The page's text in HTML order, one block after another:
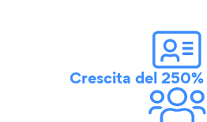
Crescita del 250%